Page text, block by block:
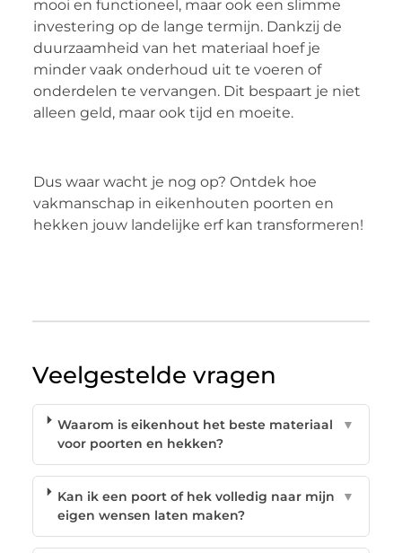
mooi en functioneel, maar ook een slimme
investering op de lange termijn. Dankzij de
duurzaamheid van het materiaal hoef je
minder vaak onderhoud uit te voeren of
onderdelen te vervangen. Dit bespaart je niet
alleen geld, maar ook tijd en moeite.
Dus waar wacht je nog op? Ontdek hoe
vakmanschap in eikenhouten poorten en
hekken jouw landelijke erf kan transformeren!
Veelgestelde vragen
Waarom is eikenhout het beste materiaal
voor poorten en hekken?
▼
Kan ik een poort of hek volledig naar mijn
eigen wensen laten maken?
▼